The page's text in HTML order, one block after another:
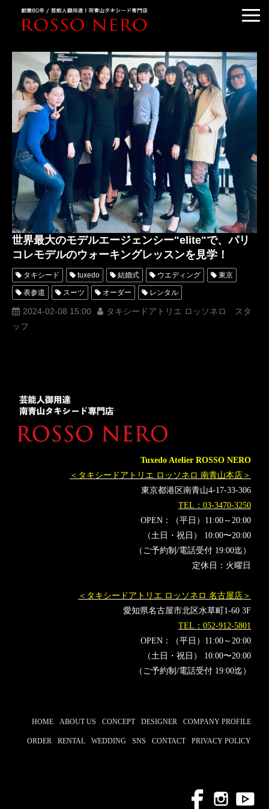
TUXEDO RENTAL
TUXEDO RANKING
KIMONO DRESS
CUSTOMER'S VOICE
COLUMN &BLOG
ABOUT US
ACCESS
世界最大のモデルエージェンシー"elite"で、パリ
コレモデルのウォーキングレッスンを見学！
タキシード tuxedo 結婚式 ウエディング 東京
表参道 スーツ オーダー レンタル
オーダータキシード レンタルタキシード ロッソネロ
人気
タキシードレンタル東京
ミラノコレクション Milano
パリコレ モデルエージェンシー エリート
2024-02-08 15:00
タキシードアトリエ ロッソネロ スタ
ッフ
Tuxedo Atelier ROSSO NERO
＜タキシードアトリエ ロッソネロ 南青山本店＞
東京都港区南青山4-17-33-306
TEL：03-3470-3250
OPEN：（平日）11:00～20:00
（土日・祝日） 10:00〜20:00
（ご予約制/電話受付 19:00迄）
定休日：火曜日
＜タキシードアトリエ ロッソネロ 名古屋店＞
愛知県名古屋市北区水草町1-60 3F
TEL：052-912-5801
OPEN：（平日）11:00～20:00
（土日・祝日） 10:00〜20:00
（ご予約制/電話受付 19:00迄）
HOME ABOUT US CONCEPT DESIGNER COMPANY PROFILE
ORDER RENTAL WEDDING SNS CONTACT PRIVACY POLICY